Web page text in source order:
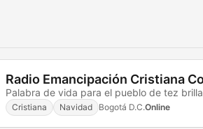
Radio Emancipación Cristiana
Palabra de vida para el pueblo de tez
Cristiana Navidad Bogotá D.C.Online